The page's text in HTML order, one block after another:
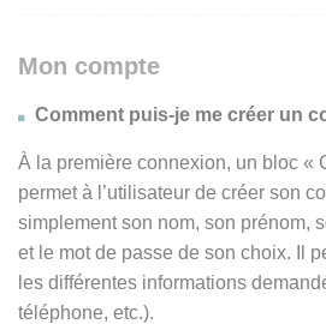
Mon compte
Comment puis-je me créer un
À la première connexion, un bloc «
permet à l’utilisateur de créer son
simplement son nom, son prénom,
et le mot de passe de son choix. Il
les différentes informations
téléphone, etc.).